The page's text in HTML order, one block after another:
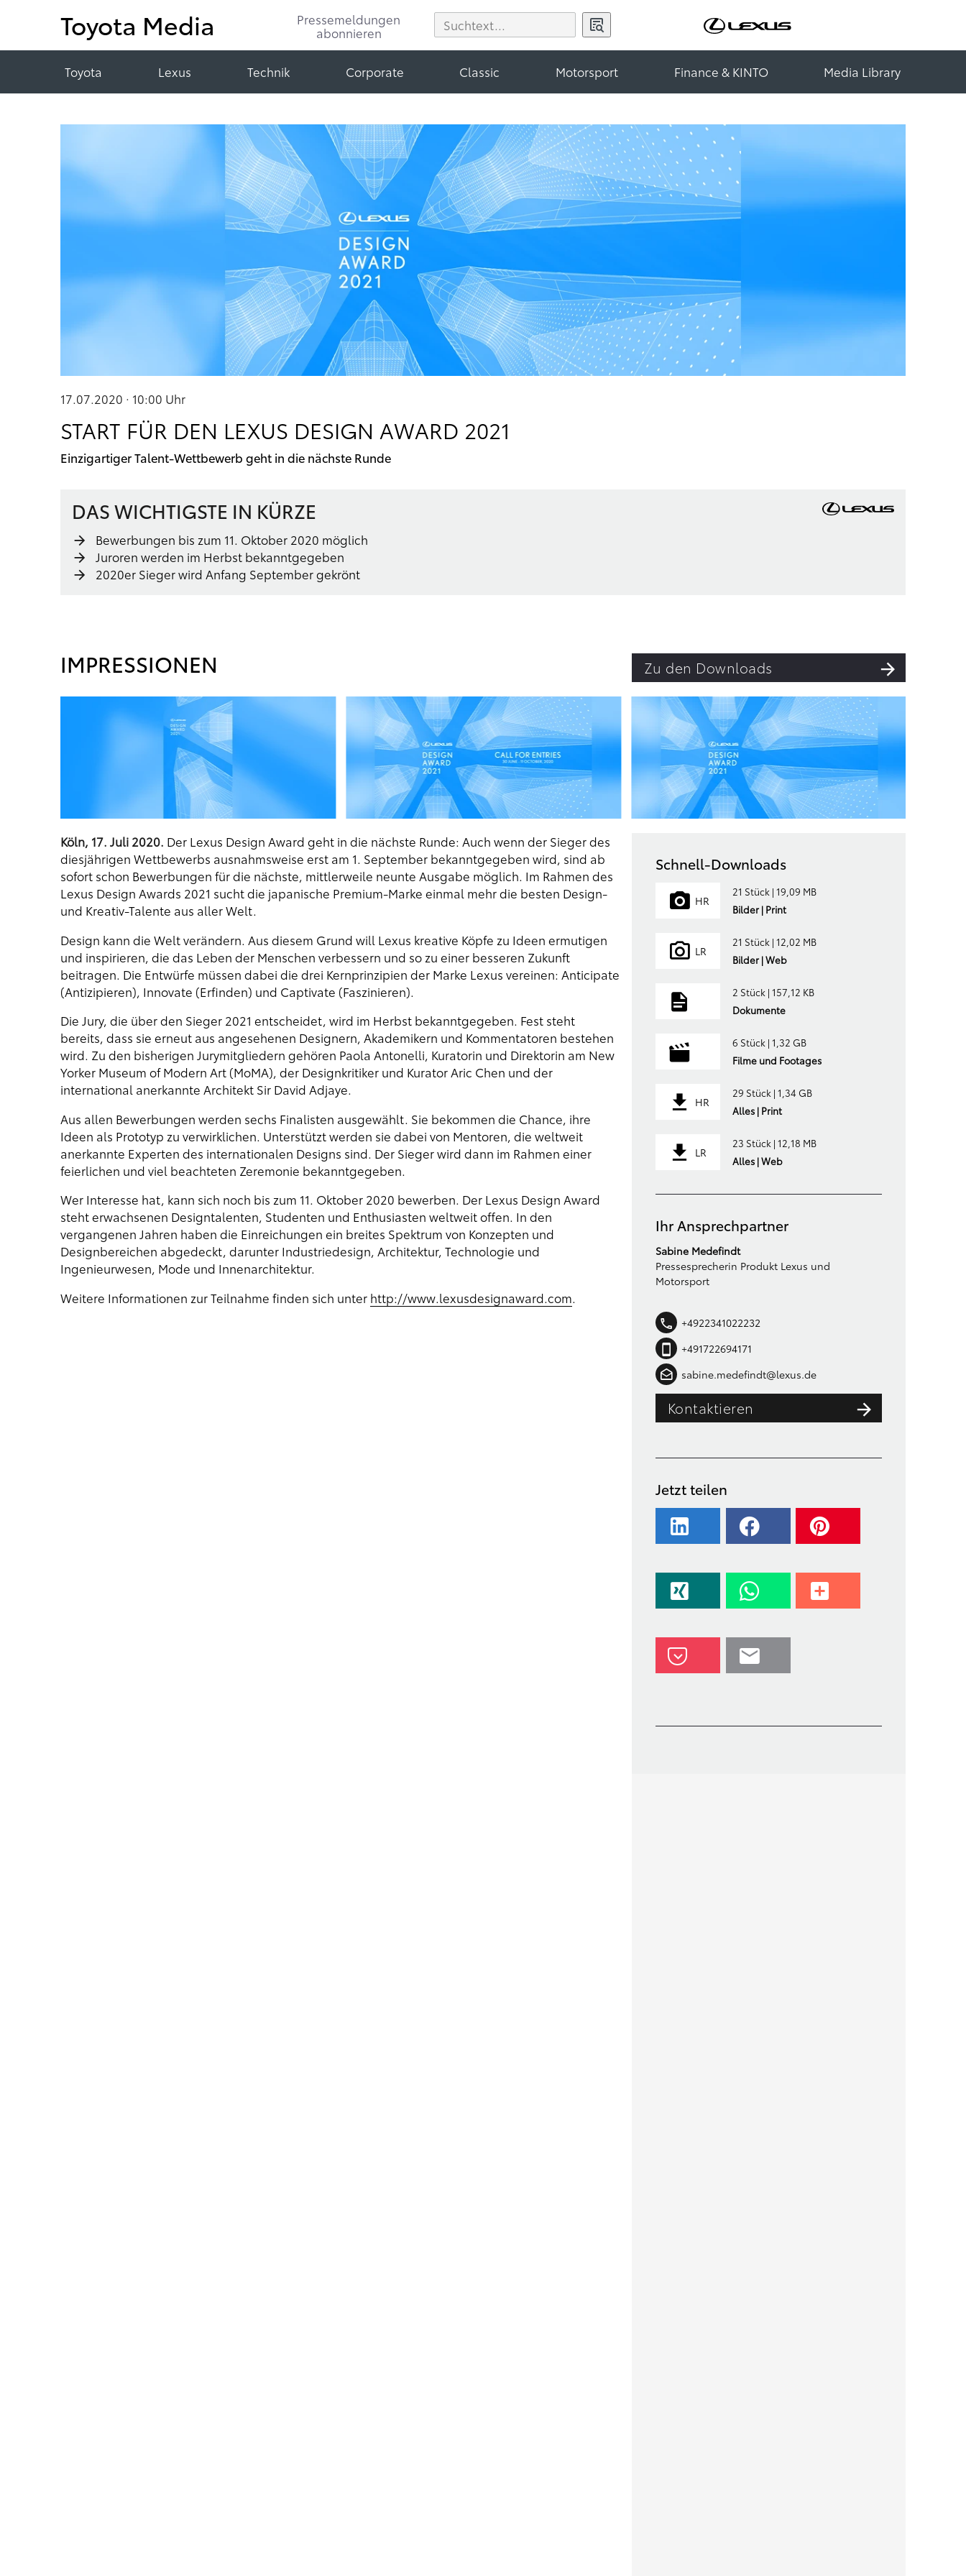
Toyota Media
Pressemeldungen
abonnieren
Toyota Lexus Technik Corporate Classic Motorsport Finance & KINTO Media Library
17.07.2020 · 10:00 Uhr
START FÜR DEN LEXUS DESIGN AWARD 2021
Einzigartiger Talent-Wettbewerb geht in die nächste Runde
DAS WICHTIGSTE IN KÜRZE
Bewerbungen bis zum 11. Oktober 2020 möglich
Juroren werden im Herbst bekanntgegeben
2020er Sieger wird Anfang September gekrönt
IMPRESSIONEN Zu den Downloads
Köln, 17. Juli 2020. Der Lexus Design Award geht in die nächste Runde: Auch wenn der Sieger des
diesjährigen Wettbewerbs ausnahmsweise erst am 1. September bekanntgegeben wird, sind ab
sofort schon Bewerbungen für die nächste, mittlerweile neunte Ausgabe möglich. Im Rahmen des
Lexus Design Awards 2021 sucht die japanische Premium-Marke einmal mehr die besten Design-
und Kreativ-Talente aus aller Welt.
Design kann die Welt verändern. Aus diesem Grund will Lexus kreative Köpfe zu Ideen ermutigen
und inspirieren, die das Leben der Menschen verbessern und so zu einer besseren Zukunft
beitragen. Die Entwürfe müssen dabei die drei Kernprinzipien der Marke Lexus vereinen: Anticipate
(Antizipieren), Innovate (Erfinden) und Captivate (Faszinieren).
Die Jury, die über den Sieger 2021 entscheidet, wird im Herbst bekanntgegeben. Fest steht
bereits, dass sie erneut aus angesehenen Designern, Akademikern und Kommentatoren bestehen
wird. Zu den bisherigen Jurymitgliedern gehören Paola Antonelli, Kuratorin und Direktorin am New
Yorker Museum of Modern Art (MoMA), der Designkritiker und Kurator Aric Chen und der
international anerkannte Architekt Sir David Adjaye.
Aus allen Bewerbungen werden sechs Finalisten ausgewählt. Sie bekommen die Chance, ihre
Ideen als Prototyp zu verwirklichen. Unterstützt werden sie dabei von Mentoren, die weltweit
anerkannte Experten des internationalen Designs sind. Der Sieger wird dann im Rahmen einer
feierlichen und viel beachteten Zeremonie bekanntgegeben.
Wer Interesse hat, kann sich noch bis zum 11. Oktober 2020 bewerben. Der Lexus Design Award
steht erwachsenen Designtalenten, Studenten und Enthusiasten weltweit offen. In den
vergangenen Jahren haben die Einreichungen ein breites Spektrum von Konzepten und
Designbereichen abgedeckt, darunter Industriedesign, Architektur, Technologie und
Ingenieurwesen, Mode und Innenarchitektur.
Weitere Informationen zur Teilnahme finden sich unter http://www.lexusdesignaward.com
Schnell-Downloads
HR
21 Stück | 19,09 MB
Bilder | Print
LR
21 Stück | 12,02 MB
Bilder | Web
2 Stück | 157,12 KB
Dokumente
6 Stück | 1,32 GB
Filme und Footages
HR
29 Stück | 1,34 GB
Alles | Print
LR
23 Stück | 12,18 MB
Alles | Web
Ihr Ansprechpartner
Sabine Medefindt
Pressesprecherin Produkt Lexus und
Motorsport
+4922341022232
+491722694171
sabine.medefindt@lexus.de
Kontaktieren
Jetzt teilen